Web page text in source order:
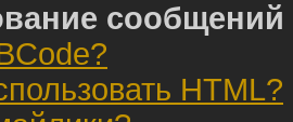
HTML?